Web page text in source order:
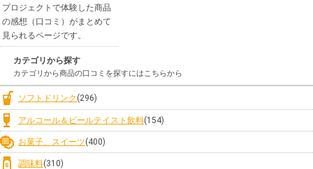
プロジェクトで体験した商品
の感想（口コミ）がまとめて
見られるページです。
カテゴリから探す
カテゴリから商品の口コミを探すにはこちらから
ソフトドリンク (296)
アルコール＆ビールテイスト飲料(154)
お菓子、スイーツ(400)
調味料(310)